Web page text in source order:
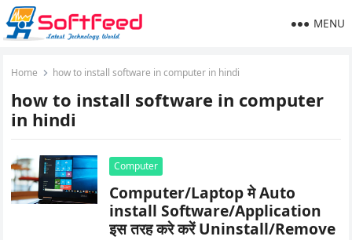
MENU
Home how to install software in computer in hindi
how to install software in computer
in hindi
Computer
Computer/Laptop मे Auto
install Software/Application
इस तरह करे करें Uninstall/Remove